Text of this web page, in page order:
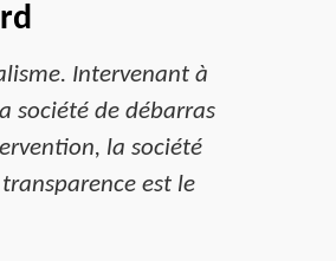
Intervenant à
société de débarras
la société
est le